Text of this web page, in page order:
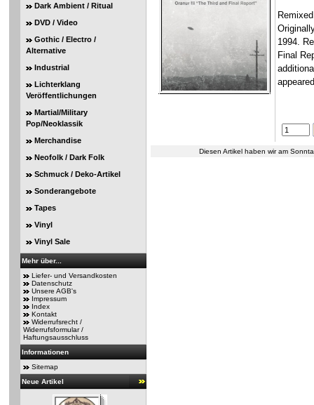
Dark Ambient / Ritual
DVD / Video
Gothic / Electro /
Alternative
Industrial
Lichterklang
Veröffentlichungen
Martial/Military
Pop/Neoklassik
Merchandise
Neofolk / Dark Folk
Schmuck / Deko-Artikel
Sonderangebote
Tapes
Vinyl
Vinyl Sale
Mehr über...
Liefer- und Versandkosten
Datenschutz
Unsere AGB's
Impressum
Index
Kontakt
Widerrufsrecht /
Widerrufsformular /
Haftungsausschluss
Informationen
Sitemap
Neue Artikel
1994.
Final
Diesen Artikel haben wir am